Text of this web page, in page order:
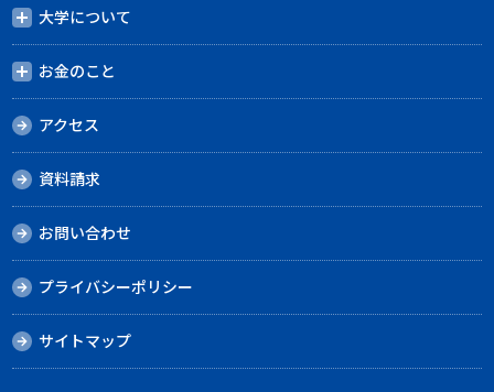
大学について
お金のこと
アクセス
資料請求
お問い合わせ
プライバシーポリシー
サイトマップ